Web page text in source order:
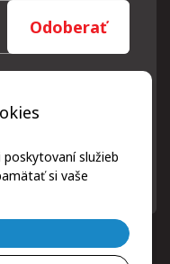
služieb
si vaše
Odoberať
len za týmto
zásadami ochrany
na odkaz, ktorý
z ktoréhokoľvek